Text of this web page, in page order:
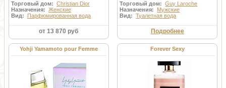
Торговый дом: Christian Dior
Назначения: Женские
Вид: Парфюмированная вода
от 13 870 руб
Торговый дом:Guy Laroche
Назначения: Мужские
Вид:Туалетная вода
Подробнее
Yohji Yamamoto pour Femme Forever Sexy